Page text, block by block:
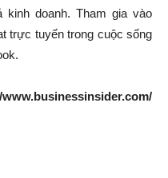
doanh. Tham gia vào
trực tuyến trong cuộc sống